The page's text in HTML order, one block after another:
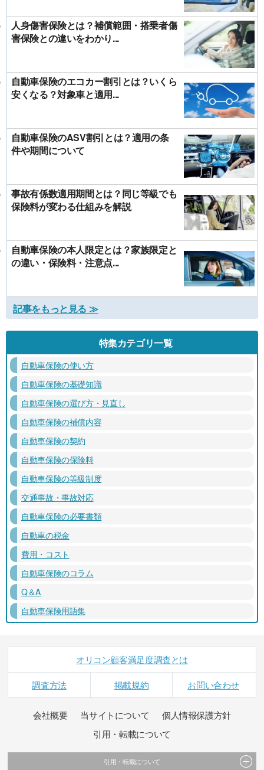
人身傷害保険とは？補償範囲・搭乗者傷
害保険との違いをわかり...
自動車保険のエコカー割引とは？いくら
安くなる？対象車と適用...
自動車保険のASV割引とは？適用の条
件や期間について
事故有係数適用期間とは？同じ等級でも
保険料が変わる仕組みを解説
自動車保険の本人限定とは？家族限定と
の違い・保険料・注意点...
記事をもっと見る ≫
特集カテゴリ一覧
自動車保険の使い方
自動車保険の基礎知識
自動車保険の選び方・見直し
自動車保険の補償内容
自動車保険の契約
自動車保険の保険料
自動車保険の等級制度
交通事故・事故対応
自動車保険の必要書類
自動車の税金
費用・コスト
自動車保険のコラム
Q＆A
自動車保険用語集
オリコン顧客満足度調査とは
調査方法 掲載規約 お問い合わせ
会社概要 当サイトについて
個人情報保護方針
引用・転載について
引用・転載について